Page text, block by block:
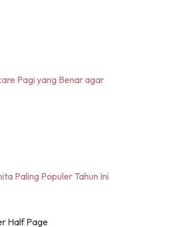
Pagi yang Benar agar
Paling Populer Tahun Ini
Half Page